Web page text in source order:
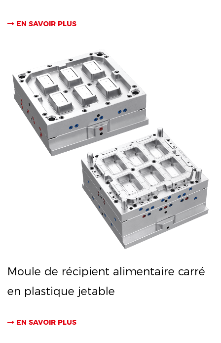
EN SAVOIR PLUS
Moule de récipient alimentaire carré
en plastique jetable
EN SAVOIR PLUS